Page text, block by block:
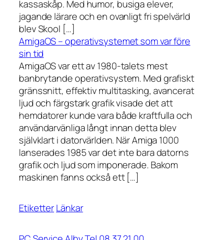
kassaskåp. Med humor, busiga elever,
jagande lärare och en ovanligt fri spelvärld
blev Skool […]
AmigaOS – operativsystemet som var före
sin tid
AmigaOS var ett av 1980-talets mest
banbrytande operativsystem. Med grafiskt
gränssnitt, effektiv multitasking, avancerat
ljud och färgstark grafik visade det att
hemdatorer kunde vara både kraftfulla och
användarvänliga långt innan detta blev
självklart i datorvärlden. När Amiga 1000
lanserades 1985 var det inte bara datorns
grafik och ljud som imponerade. Bakom
maskinen fanns också ett […]
EtiketterLänkar